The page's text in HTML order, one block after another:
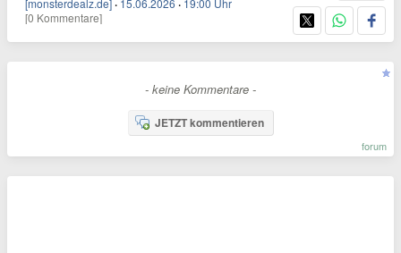
[monsterdealz.de] · 15.06.2026 · 19:00 Uhr
[0 Kommentare]
- keine Kommentare -
JETZT kommentieren
forum